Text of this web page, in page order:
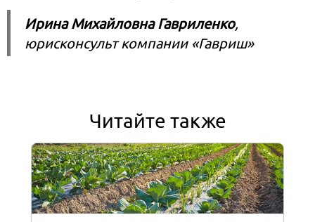
Ирина Михайловна Гавриленко,
юрисконсульт компании «Гавриш»
Читайте также